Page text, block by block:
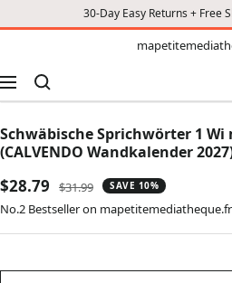
30-Day Easy Returns + Free
Navigation
Schwäbische Sprichwörter 1 Wi
(CALVENDO Wandkalender
Sale
price
$28.79
Regular
price
$31.99 SAVE 10%
No.2 Bestseller on